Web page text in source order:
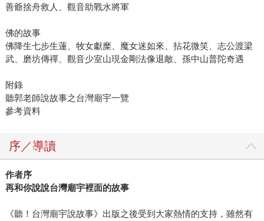
善爺捨舟救人、觀音助戰水將軍
佛的故事
佛降生七步生蓮、牧女獻糜、魔女迷如來、拈花微笑、志公渡梁
武、磨坊傳禪、觀音少室山現金剛法像退敵、孫中山普陀奇遇
附錄
聽郭老師說故事之台灣廟宇一覽
參考資料
序／導讀
作者序
再和你說說台灣廟宇裡面的故事
《聽！台灣廟宇說故事》出版之後受到大家熱情的支持，雖然有